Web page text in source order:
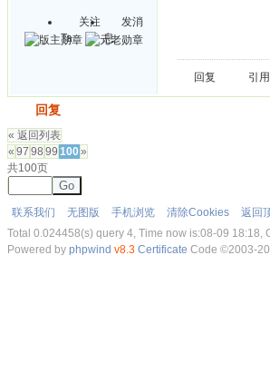
关注
Ta
发消
息
回复 引用
回复
« 返回列表
« 97 98 99 100»
共100页
Go
联系我们 无图版 手机浏览 清除Cookies
返回
Total 0.024458(s) query 4, Time now is:08-09 18:18,
Powered by phpwind v8.3 Certificate Code ©2003-